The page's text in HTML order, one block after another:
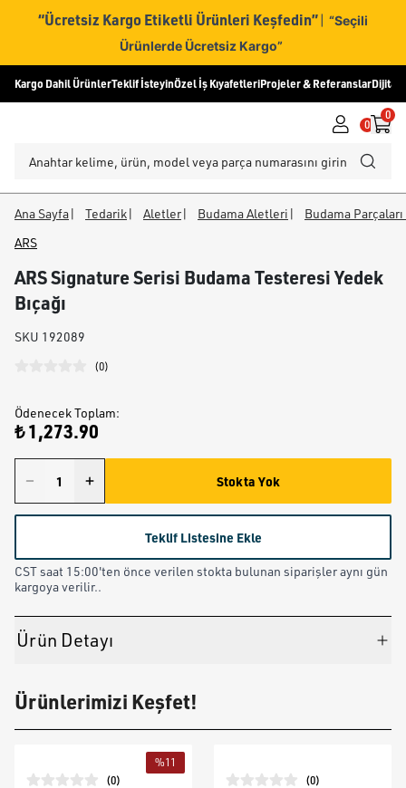
“Ücretsiz Kargo Etiketli Ürünleri Keşfedin” | “Seçili
Ürünlerde Ücretsiz Kargo”
Kargo Dahil ÜrünlerTeklif İsteyinÖzel İş KıyafetleriProjeler & ReferanslarDijital
0
0
Ana Sayfa| Tedarik| Aletler| Budama Aletleri |
Budama
ARS
ARS Signature Serisi Budama Testeresi Yedek
Bıçağı
SKU 192089
(0)
Ödenecek Toplam:
₺ 1,273.90
Stokta Yok
Teklif Listesine Ekle
CST saat 15:00'ten önce verilen stokta bulunan siparişler aynı gün
kargoya verilir..
Ürün Detayı
Ürünlerimizi Keşfet!
%11
(0) (0)